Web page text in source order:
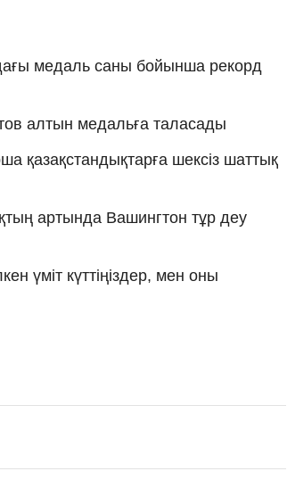
медаль саны бойынша рекорд
алтын медальға таласады
қазақстандықтарға шексіз шаттық
артында Вашингтон тұр деу
үміт күттіңіздер, мен оны